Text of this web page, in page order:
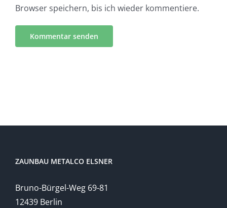
Browser speichern, bis ich wieder kommentiere.
ZAUNBAU METALCO ELSNER
Bruno-Bürgel-Weg 69-81
12439 Berlin